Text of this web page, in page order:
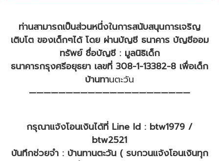
ท่านสามารถเป็นส่วนหนึ่งในการสนับสนุนการเจริญ
เติบโต ของเด็กๆได้ โดย ผ่านบัญชี ธนาคาร บัญชีออม
ทรัพย์ ชื่อบัญชี : มูลนิธิเด็ก
ธนาคารกรุงศรีอยุธยา เลขที่ 308-1-13382-8 เพื่อเด็ก
บ้านทานตะวัน
——————————————————————
กรุณาแจ้งโอนเงินได้ที่ Line Id : btw1979 /
btw2521
บันทึกช่วยจำ : บ้านทานตะวัน ( รบกวนแจ้งโอนเงินทุก